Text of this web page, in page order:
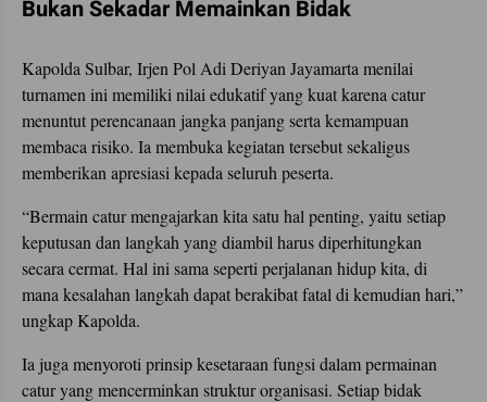
Bukan Sekadar Memainkan Bidak
Kapolda Sulbar, Irjen Pol Adi Deriyan Jayamarta menilai
turnamen ini memiliki nilai edukatif yang kuat karena catur
menuntut perencanaan jangka panjang serta kemampuan
membaca risiko. Ia membuka kegiatan tersebut sekaligus
memberikan apresiasi kepada seluruh peserta.
“Bermain catur mengajarkan kita satu hal penting, yaitu setiap
keputusan dan langkah yang diambil harus diperhitungkan
secara cermat. Hal ini sama seperti perjalanan hidup kita, di
mana kesalahan langkah dapat berakibat fatal di kemudian hari,”
ungkap Kapolda.
Ia juga menyoroti prinsip kesetaraan fungsi dalam permainan
catur yang mencerminkan struktur organisasi. Setiap bidak